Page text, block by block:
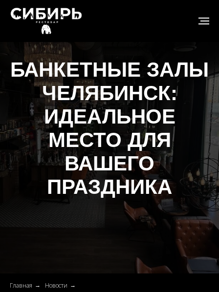
БАНКЕТНЫЕ ЗАЛЫ
ЧЕЛЯБИНСК:
ИДЕАЛЬНОЕ
МЕСТО ДЛЯ
ВАШЕГО
ПРАЗДНИКА
Главная → Новости →